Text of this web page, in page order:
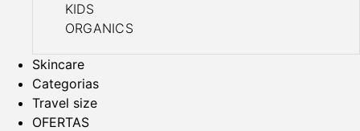
KIDS
ORGANICS
Skincare
Categorias
Travel size
OFERTAS